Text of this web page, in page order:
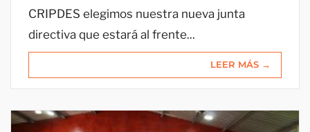
CRIPDES elegimos nuestra nueva junta
directiva que estará al frente...
LEER MÁS →